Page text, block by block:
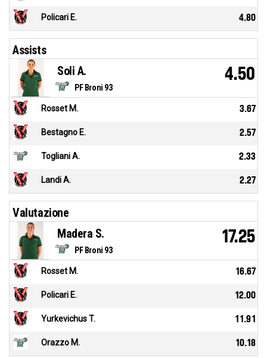
Policari E. 4.80
Assists
PF Broni 93
Soli A. 4.50
Rosset M. 3.67
Bestagno E. 2.57
Togliani A. 2.33
Landi A. 2.27
Valutazione
PF Broni 93
Madera S. 17.25
Rosset M. 16.67
Policari E. 12.00
Yurkevichus T. 11.91
Orazzo M. 10.18